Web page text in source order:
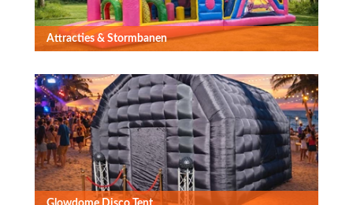
Attracties & Stormbanen